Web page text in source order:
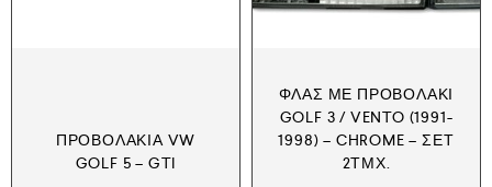
ΠΡΟΒΟΛΆΚΙΑ VW
GOLF 5 – GTI
ΦΛΑΣ ΜΕ ΠΡΟΒΟΛΆΚΙ
GOLF 3 / VENTO (1991-
1998) – CHROME – ΣΕΤ
2ΤΜΧ.